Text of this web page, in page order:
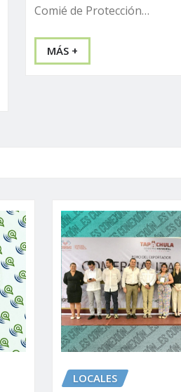
Comié de Protección…
MÁS +
LOCALES